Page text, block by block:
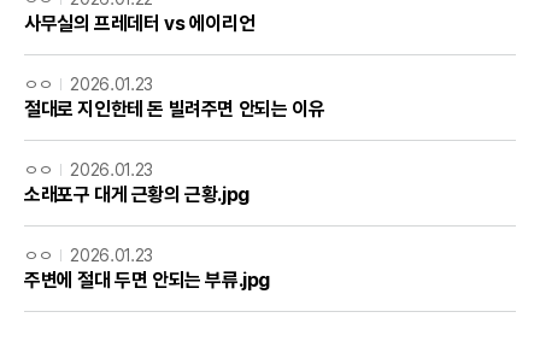
사무실의 프레데터 vs 에이리언
ㅇㅇ 2026.01.23
절대로 지인한테 돈 빌려주면 안되는 이유
ㅇㅇ 2026.01.23
소래포구 대게 근황의 근황.jpg
ㅇㅇ 2026.01.23
주변에 절대 두면 안되는 부류.jpg